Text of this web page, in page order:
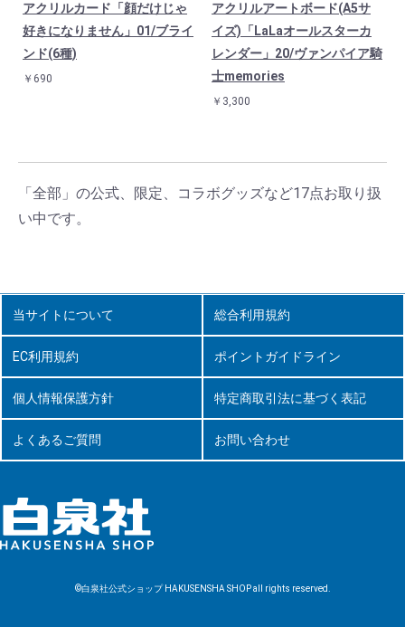
アクリルカード「顔だけじゃ
好きになりません」01/ブライ
ンド(6種)
￥690
アクリルアートボード(A5サ
イズ)「LaLaオールスターカ
レンダー」20/ヴァンパイア騎
士memories
￥3,300
「全部」の公式、限定、コラボグッズなど17点お取り扱
い中です。
当サイトについて 総合利用規約
EC利用規約 ポイントガイドライン
個人情報保護方針 特定商取引法に基づく表記
よくあるご質問 お問い合わせ
©白泉社公式ショップ HAKUSENSHA SHOP all rights reserved.